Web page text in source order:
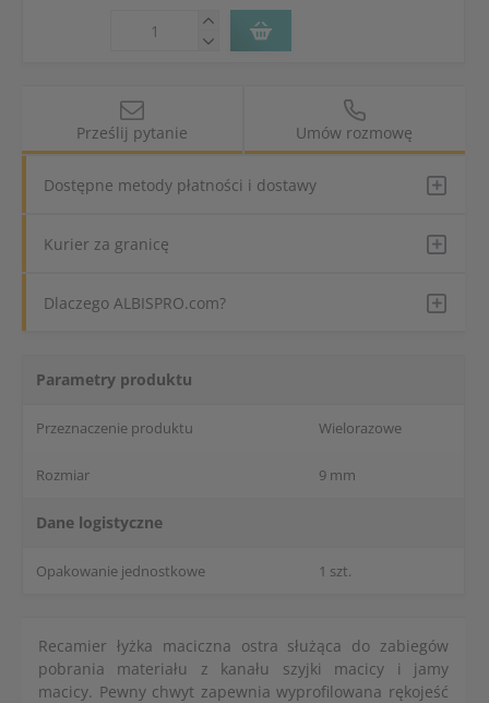
Prześlij pytanie Umów rozmowę
Dostępne metody płatności i dostawy
Kurier za granicę
Dlaczego ALBISPRO.com?
Parametry produktu
Przeznaczenie produktu Wielorazowe
Rozmiar 9 mm
Dane logistyczne
Opakowanie jednostkowe 1 szt.
Recamier łyżka maciczna ostra służąca do zabiegów
pobrania materiału z kanału szyjki macicy i jamy
macicy. Pewny chwyt zapewnia wyprofilowana rękojeść